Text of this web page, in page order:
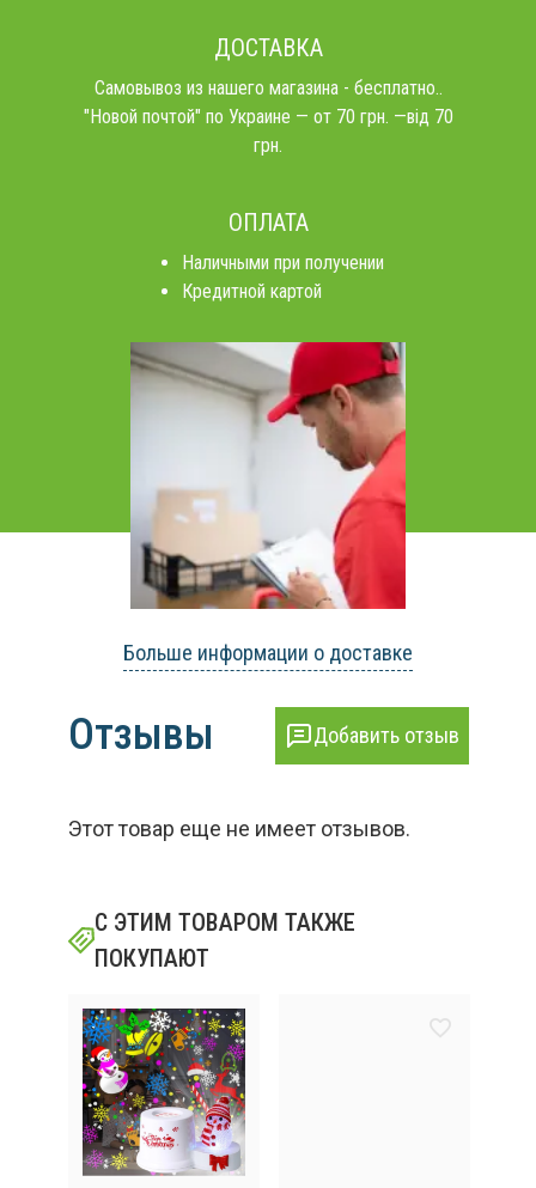
ДОСТАВКА
Самовывоз из нашего магазина - бесплатно..
"Новой почтой" по Украине — от 70 грн. —від 70
грн.
ОПЛАТА
Наличными при получении
Кредитной картой
Больше информации о доставке
Отзывы Добавить отзыв
Этот товар еще не имеет отзывов.
С ЭТИМ ТОВАРОМ ТАКЖЕ
ПОКУПАЮТ